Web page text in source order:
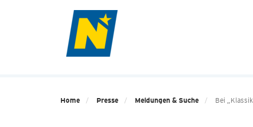
Home Presse Meldungen & Suche Bei